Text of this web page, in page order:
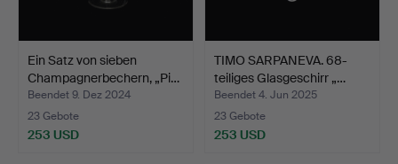
Ein Satz von sieben
Champagnerbechern, „Pi…
Beendet 9. Dez 2024
23 Gebote
253 USD
TIMO SARPANEVA. 68-
teiliges Glasgeschirr „…
Beendet 4. Jun 2025
23 Gebote
253 USD